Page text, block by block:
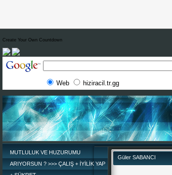
Create Your Own Countdown
Web hiziracil.tr.gg
MUTLULUK VE HUZURUMU
ARIYORSUN ? >>> ÇALIŞ + İYİLİK YAP
Güler SABANCI